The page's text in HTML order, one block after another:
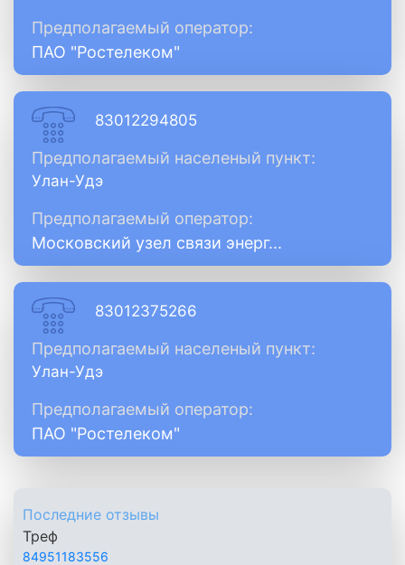
Предполагаемый оператор:
ПАО "Ростелеком"
83012294805
Предполагаемый населеный пункт:
Улан-Удэ
Предполагаемый оператор:
Московский узел связи энерг...
83012375266
Предполагаемый населеный пункт:
Улан-Удэ
Предполагаемый оператор:
ПАО "Ростелеком"
Последние отзывы
Треф
84951183556